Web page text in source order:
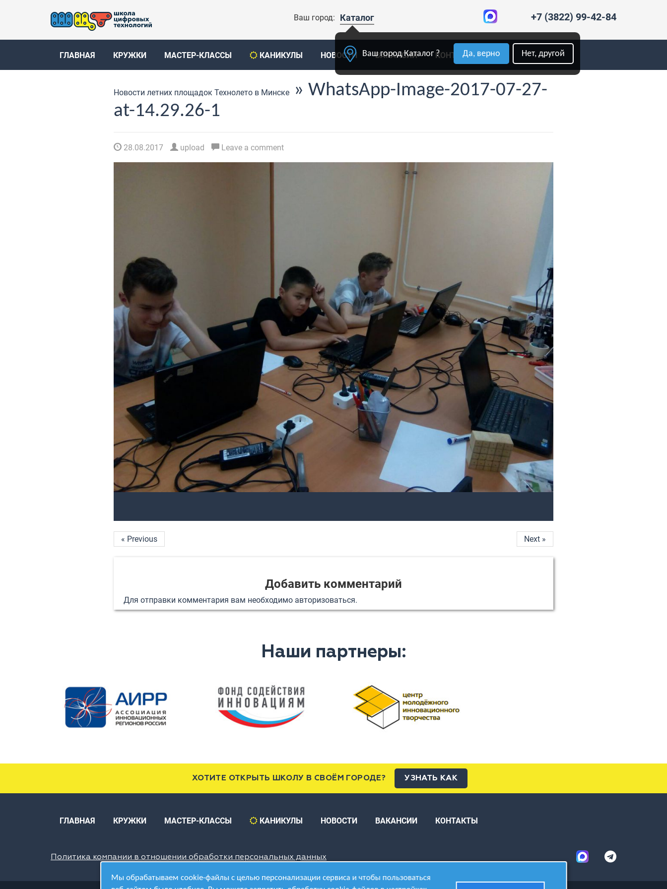
Ваш город: Каталог
Ваш город Каталог ? Да, верно Нет, другой
+7 (3822) 99-42-84
ГЛАВНАЯ КРУЖКИ МАСТЕР-КЛАССЫ КАНИКУЛЫ НОВОСТИ ВАКАНСИИ КОНТАКТЫ
Новости летних площадок Технолето в Минске
» WhatsApp-Image-2017-07-27-
at-14.29.26-1
28.08.2017 upload Leave a comment
« Previous Next »
Добавить комментарий
Для отправки комментария вам необходимо авторизоваться.
Наши партнеры:
ХОТИТЕ ОТКРЫТЬ ШКОЛУ В СВОЁМ ГОРОДЕ? УЗНАТЬ КАК
ГЛАВНАЯ КРУЖКИ МАСТЕР-КЛАССЫ КАНИКУЛЫ НОВОСТИ ВАКАНСИИ КОНТАКТЫ
Политика компании в отношении обработки персональных данных
Мы обрабатываем cookie-файлы с целью персонализации сервиса и чтобы пользоваться